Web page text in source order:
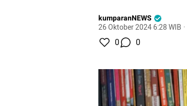
kumparanNEWS
26 Oktober 2024 6:28 WIB ·
0 0